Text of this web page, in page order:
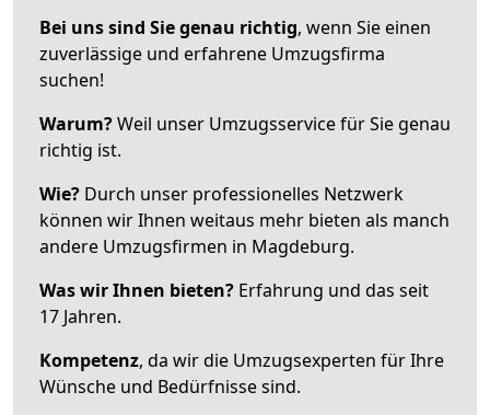
Bei uns sind Sie genau richtig, wenn Sie einen
zuverlässige und erfahrene Umzugsfirma
suchen!
Warum?Weil unser Umzugsservice für Sie genau
richtig ist.
Wie? Durch unser professionelles Netzwerk
können wir Ihnen weitaus mehr bieten als manch
andere Umzugsfirmen in Magdeburg.
Was wir Ihnen bieten? Erfahrung und das seit
17 Jahren.
Kompetenz, da wir die Umzugsexperten für Ihre
Wünsche und Bedürfnisse sind.